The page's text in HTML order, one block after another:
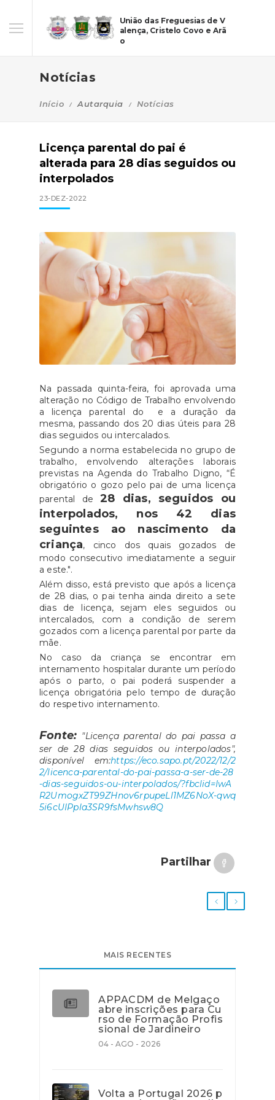
União das Freguesias de V
alença, Cristelo Covo e Arã
o
Notícias
Início Autarquia Notícias
Licença parental do pai é
alterada para 28 dias seguidos ou
interpolados
23-DEZ-2022
Na passada quinta-feira, foi aprovada uma
alteração no Código de Trabalho envolvendo
a licença parental do e a duração da
mesma, passando dos 20 dias úteis para 28
dias seguidos ou intercalados.
Segundo a norma estabelecida no grupo de
trabalho, envolvendo alterações laborais
previstas na Agenda do Trabalho Digno, “É
obrigatório o gozo pelo pai de uma licença
parental de28 dias, seguidos ou
interpolados, nos 42 dias
seguintes ao nascimento da
criança, cinco dos quais gozados de
modo consecutivo imediatamente a seguir
a este.".
Além disso, está previsto que após a licença
de 28 dias, o pai tenha ainda direito a sete
dias de licença, sejam eles seguidos ou
intercalados, com a condição de serem
gozados com a licença parental por parte da
mãe.
No caso da criança se encontrar em
internamento hospitalar durante um período
após o parto, o pai poderá suspender a
licença obrigatória pelo tempo de duração
do respetivo internamento.
Fonte: "Licença parental do pai passa a
ser de 28 dias seguidos ou interpolados",
disponível em:https://eco.sapo.pt/2022/12/2
2/licenca-parental-do-pai-passa-a-ser-de-28
-dias-seguidos-ou-interpolados/?fbclid=IwA
R2UmogxZT99ZHnov6rpupeLl1MZ6NoX-qwq
5i6cUIPpla3SR9fsMwhsw8Q
Partilhar
MAIS RECENTES
APPACDM de Melgaço
abre inscrições para Cu
rso de Formação Profis
sional de Jardineiro
04 - AGO - 2026
Volta a Portugal 2026 p